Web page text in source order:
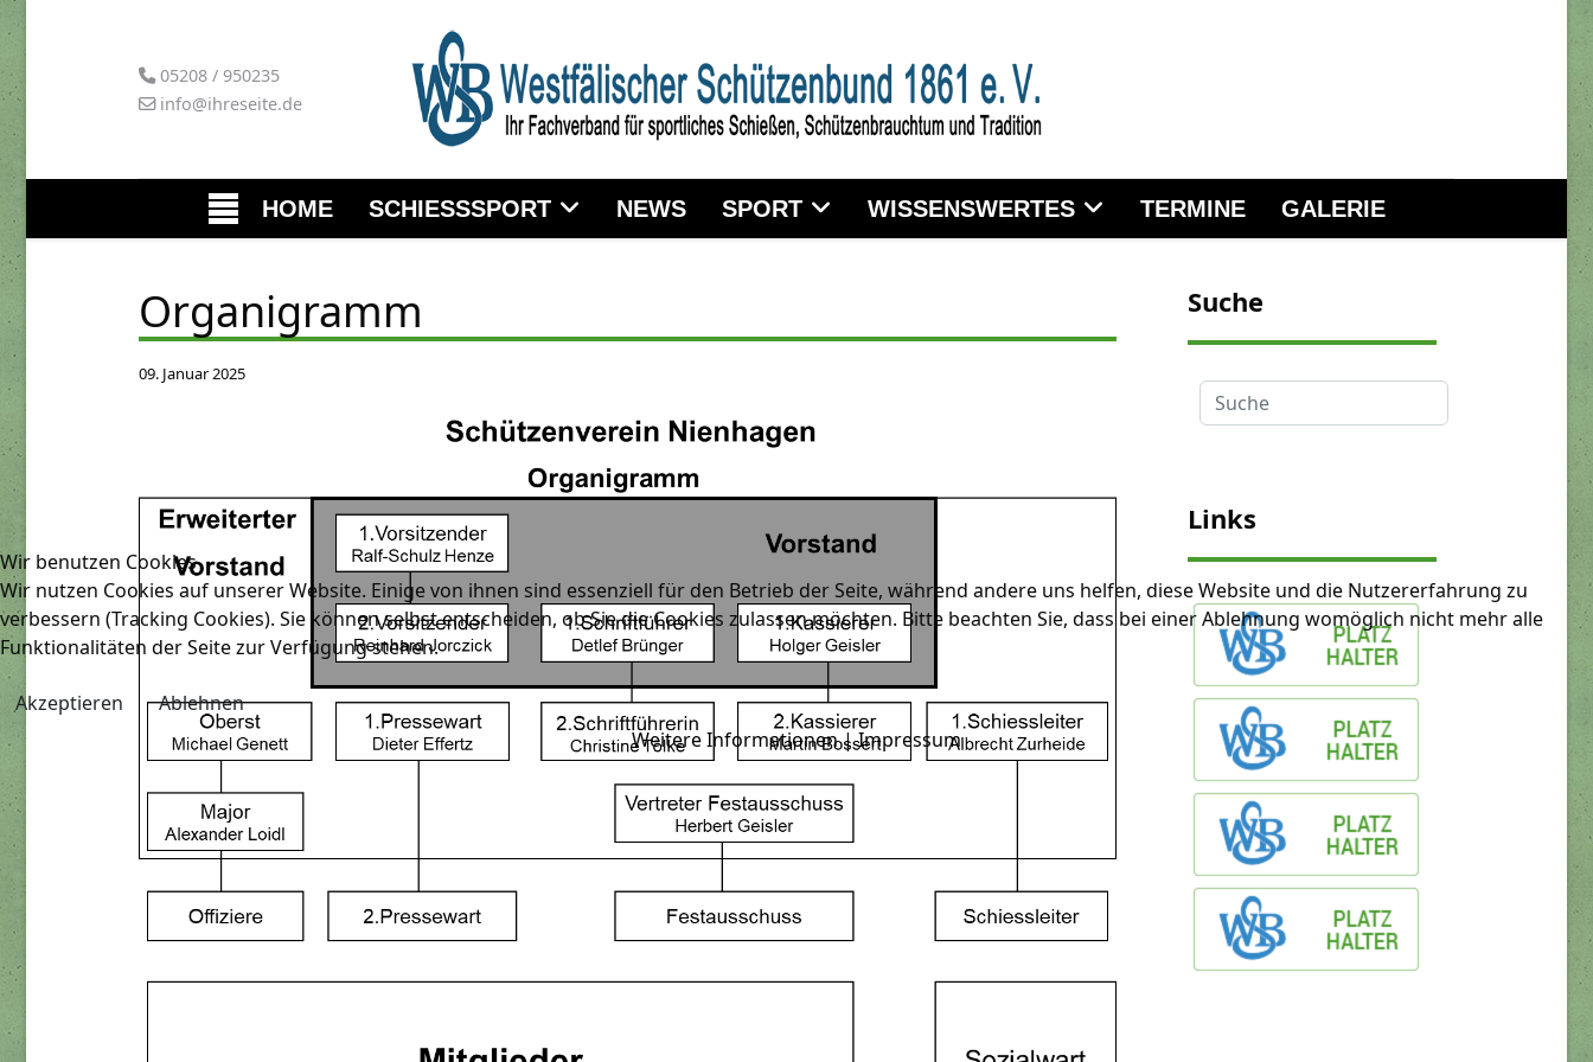
05208 / 950235
info@ihreseite.de
HOME SCHIESSSPORT NEWS SPORT WISSENSWERTES TERMINE GALERIE
Organigramm
09. Januar 2025
Suche
Suche
Links
Wir benutzen Cookies
Wir nutzen Cookies auf unserer Website. Einige von ihnen sind essenziell für den Betrieb der Seite, während andere uns helfen, diese Website und die Nutzererfahrung zu
verbessern (Tracking Cookies). Sie können selbst entscheiden, ob Sie die Cookies zulassen möchten. Bitte beachten Sie, dass bei einer Ablehnung womöglich nicht mehr alle
Funktionalitäten der Seite zur Verfügung stehen.
Akzeptieren
Ablehnen
Weitere Informationen|Impressum